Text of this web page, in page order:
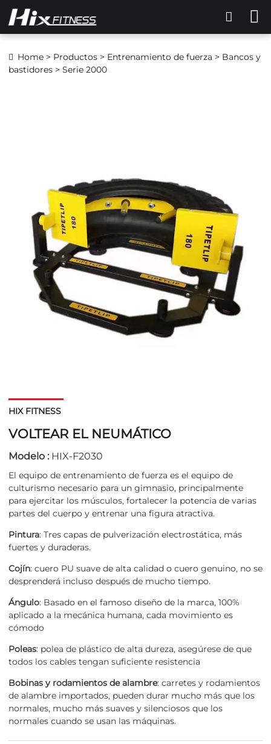
Home > Productos > Entrenamiento de fuerza > Bancos y
bastidores > Serie 2000
HIX FITNESS
VOLTEAR EL NEUMÁTICO
Modelo : HIX-F2030
El equipo de entrenamiento de fuerza es el equipo de
culturismo necesario para un gimnasio, principalmente
para ejercitar los músculos, fortalecer la potencia de varias
partes del cuerpo y entrenar una figura atractiva.
Pintura: Tres capas de pulverización electrostática, más
fuertes y duraderas.
Cojín: cuero PU suave de alta calidad o cuero genuino, no se
desprenderá incluso después de mucho tiempo.
Ángulo: Basado en el famoso diseño de la marca, 100%
aplicado a la mecánica humana, cada movimiento es
cómodo
Poleas: polea de plástico de alta dureza, asegúrese de que
todos los cables tengan suficiente resistencia
Bobinas y rodamientos de alambre: carretes y rodamientos
de alambre importados, pueden durar mucho más que los
normales, mucho más suaves y silenciosos que los
normales cuando se usan las máquinas.